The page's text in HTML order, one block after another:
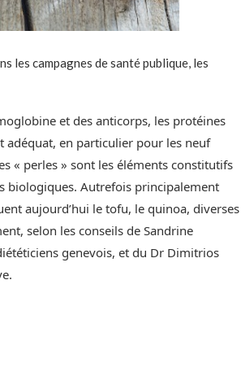
les campagnes de santé publique, les
et des anticorps, les protéines
adéquat, en particulier pour les neuf
« perles » sont les éléments constitutifs
biologiques. Autrefois principalement
aujourd’hui le tofu, le quinoa, diverses
selon les conseils de Sandrine
genevois, et du Dr Dimitrios